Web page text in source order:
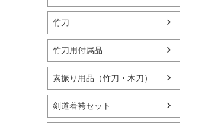
竹刀
竹刀用付属品
素振り用品（竹刀・木刀）
剣道着袴セット